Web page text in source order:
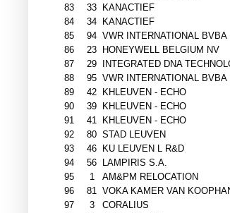
83
33 KANACTIEF
84
34 KANACTIEF
85
94 VWR INTERNATIONAL BVBA
86
23 HONEYWELL BELGIUM NV
87
29 INTEGRATED DNA
88
95 VWR INTERNATIONAL BVBA
89
42 KHLEUVEN - ECHO
90
39 KHLEUVEN - ECHO
91
41 KHLEUVEN - ECHO
92
80 STAD LEUVEN
93
46 KU LEUVEN L R&D
94
56 LAMPIRIS S.A.
95
1 AM&PM RELOCATION
96
81 VOKA KAMER VAN
97
3 CORALIUS